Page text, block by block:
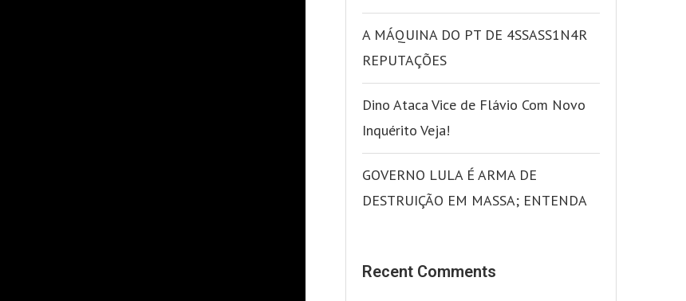
A MÁQUINA DO PT DE 4SSASS1N4R
REPUTAÇÕES
Dino Ataca Vice de Flávio Com Novo
Inquérito Veja!
GOVERNO LULA É ARMA DE
DESTRUIÇÃO EM MASSA; ENTENDA
Recent Comments